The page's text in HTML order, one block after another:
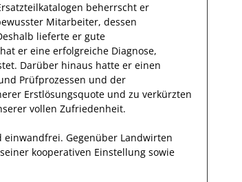
beherrscht er
Mitarbeiter, dessen
lieferte er gute
hat er eine erfolgreiche Diagnose,
Darüber hinaus hatte er einen
Prüfprozessen und der
Erstlösungsquote und zu verkürzten
vollen Zufriedenheit.
einwandfrei. Gegenüber Landwirten
kooperativen Einstellung sowie